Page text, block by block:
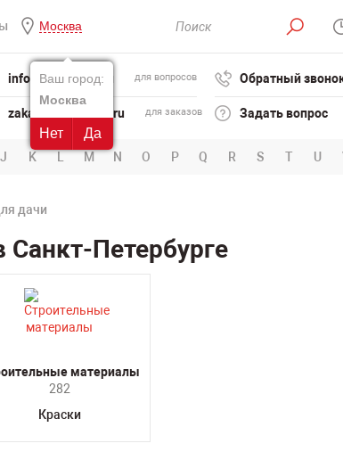
Москва
Ваш город:
Москва
Нет Да
info@powertool.ru для вопросов
zakaz@powertool.ru для заказов
Обратный
Задать вопрос
J K L M N O P Q R S T U
дачи
Петербурге
материалы
282
Краски